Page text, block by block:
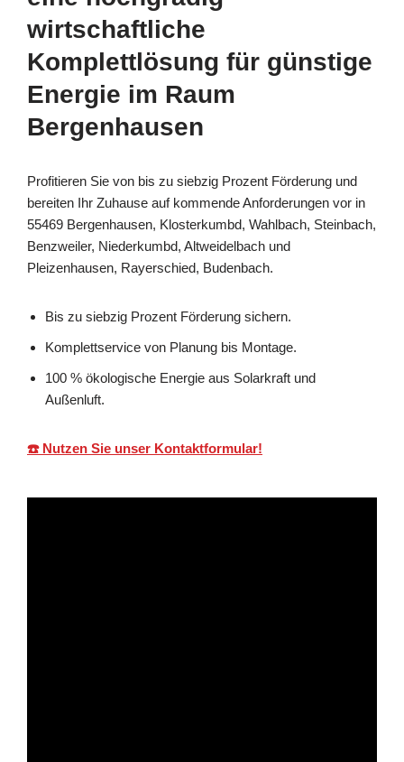
wirtschaftliche
Komplettlösung für günstige
Energie im Raum
Bergenhausen
Profitieren Sie von bis zu siebzig Prozent Förderung und
bereiten Ihr Zuhause auf kommende Anforderungen vor in
55469 Bergenhausen, Klosterkumbd, Wahlbach, Steinbach,
Benzweiler, Niederkumbd, Altweidelbach und
Pleizenhausen, Rayerschied, Budenbach.
Bis zu siebzig Prozent Förderung sichern.
Komplettservice von Planung bis Montage.
100 % ökologische Energie aus Solarkraft und
Außenluft.
☎️ Nutzen Sie unser Kontaktformular!